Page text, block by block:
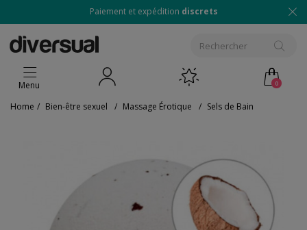
Paiement et expédition discrets
0
Menu
Home / Bien-être sexuel / Massage Érotique / Sels de Bain